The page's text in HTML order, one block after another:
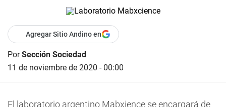
Agregar Sitio Andino en
PorSección Sociedad
11 de noviembre de 2020 - 00:00
El laboratorio argentino Mabxience se encargará de